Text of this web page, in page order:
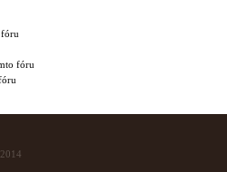
fóru
fóru